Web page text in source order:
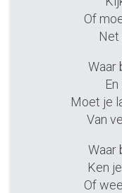
Of
Net
Waar
Moet je
Van
Waar
Ken
Of